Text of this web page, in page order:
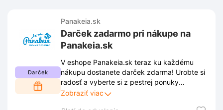
Darček
Panakeia.sk
Darček zadarmo pri nákupe na
Panakeia.sk
V eshope Panakeia.sk teraz ku každému
nákupu dostanete darček zdarma! Urobte si
radosť a vyberte si z pestrej ponuky
produktov. Nezabudnite, táto akcia platí len
Zobraziť viac